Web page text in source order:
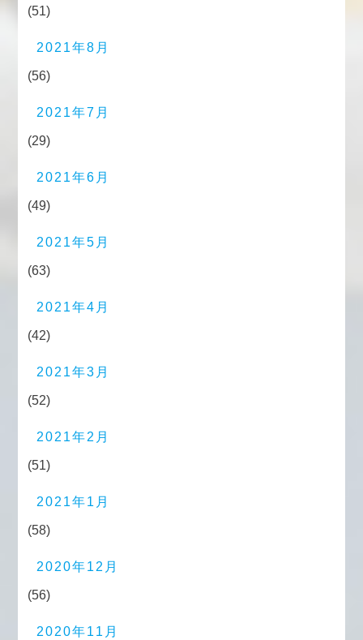
(51)
2021年8月
(56)
2021年7月
(29)
2021年6月
(49)
2021年5月
(63)
2021年4月
(42)
2021年3月
(52)
2021年2月
(51)
2021年1月
(58)
2020年12月
(56)
2020年11月